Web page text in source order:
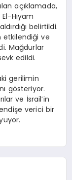
açıklamada,
Hıyam
belirtildi.
etkilendiği ve
Mağdurlar
edildi.
gerilimin
gösteriyor.
ve İsrail’in
verici bir